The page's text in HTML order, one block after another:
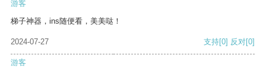
游客
梯子神器，ins随便看，美美哒！
2024-07-27 支持[0] 反对[0]
游客